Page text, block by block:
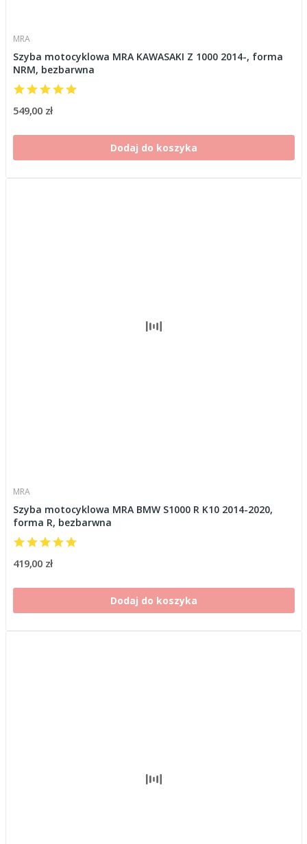
MRA
Szyba motocyklowa MRA KAWASAKI Z 1000 2014-, forma
NRM, bezbarwna
549,00 zł
Dodaj do koszyka
MRA
Szyba motocyklowa MRA BMW S1000 R K10 2014-2020,
forma R, bezbarwna
419,00 zł
Dodaj do koszyka